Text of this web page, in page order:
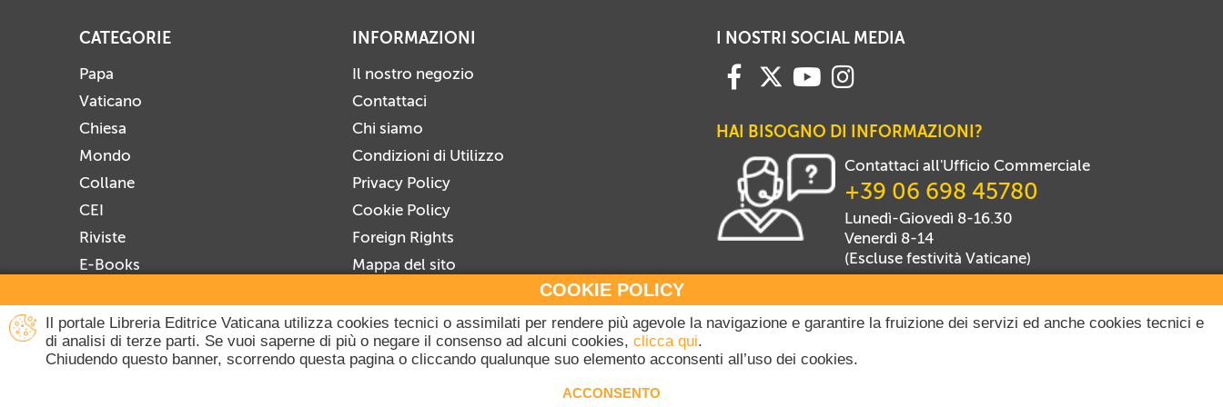
COOKIE POLICY
Il portale Libreria Editrice Vaticana utilizza cookies tecnici o assimilati per rendere più agevole la navigazione e garantire la fruizione dei servizi ed anche cookies tecnici e
di analisi di terze parti. Se vuoi saperne di più o negare il consenso ad alcuni cookies, clicca qui.
Chiudendo questo banner, scorrendo questa pagina o cliccando qualunque suo elemento acconsenti all’uso dei cookies.
ACCONSENTO
CATEGORIE
Papa
Vaticano
Chiesa
Mondo
Collane
CEI
Riviste
E-Books
INFORMAZIONI
Il nostro negozio
Contattaci
Chi siamo
Condizioni di Utilizzo
Privacy Policy
Cookie Policy
Foreign Rights
Mappa del sito
Disiscriviti dalla Newsletter
I NOSTRI SOCIAL MEDIA
HAI BISOGNO DI INFORMAZIONI?
Contattaci all'Ufficio Commerciale
+39 06 698 45780
Lunedì-Giovedì 8-16.30
Venerdì 8-14
(Escluse festività Vaticane)
Copyright © 2020-2026 Dicasterium pro Communicatione - Libreria Editrice Vaticana - Tutti i diritti riservati.